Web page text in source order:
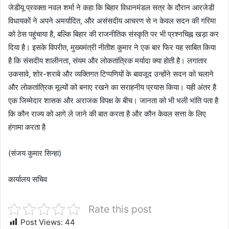
जेडीयू प्रवक्ता नवल शर्मा ने कहा कि बिहार विधानमंडल सत्र के दौरान आरजेडी
विधायकों ने अपने अमर्यादित, और असंसदीय आचरण से न केवल सदन की गरिमा
को ठेस पहुंचाया है, बल्कि बिहार की राजनीतिक संस्कृति पर भी प्रश्नचिह्न खड़ा कर
दिया है। इसके विपरीत, मुख्यमंत्री नीतीश कुमार ने एक बार फिर यह साबित किया
है कि संसदीय शालीनता, संयम और लोकतांत्रिक मर्यादा क्या होती है। लगातार
उकसावे, शोर-शराबे और व्यक्तिगत टिप्पणियों के बावजूद उन्होंने सदन को चलाने
और लोकतांत्रिक मूल्यों को बनाए रखने का सराहनीय प्रयास किया। यही अंतर है
एक जिम्मेदार शासक और अराजक विपक्ष के बीच। जानता को भी भली भांति पता है
कि कौन राज्य को आगे ले जाने की बात करता है और कौन केवल सत्ता के लिए
हंगामा करता है
(संजय कुमार सिन्हा)
कार्यालय सचिव
Rate this post
Post Views: 44